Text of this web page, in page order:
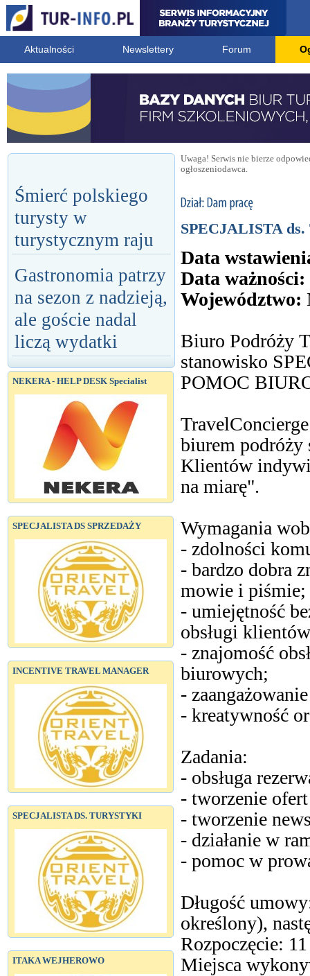
Aktualności Newslettery Forum
Śmierć polskiego
turysty w
turystycznym raju
Gastronomia patrzy
na sezon z nadzieją,
ale goście nadal
liczą wydatki
NEKERA - HELP DESK Specialist
SPECJALISTA DS SPRZEDAŻY
INCENTIVE TRAVEL MANAGER
SPECJALISTA DS. TURYSTYKI
ITAKA WEJHEROWO
Uwaga! Serwis nie bierze
ogłoszeniodawca.
SPECJALISTA
Data
Data ważności:
Województwo:
Biuro Podróży
stanowisko
POMOC
biurem podróży
Klientów
na miarę".
Wymagania
- zdolności
- bardzo dobra
mowie i piśmie;
- umiejętność
obsługi
- znajomość
biurowych;
-
- kreatywność
Zadania:
- obsługa
- tworzenie
- tworzenie
- działanie w
- pomoc w
Długość
określony),
Rozpoczęcie:
Miejsca